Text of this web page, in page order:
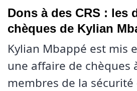
Dons à des CRS : les
chèques de Kylian
Kylian Mbappé est mis
une affaire de chèques
membres de la sécurité